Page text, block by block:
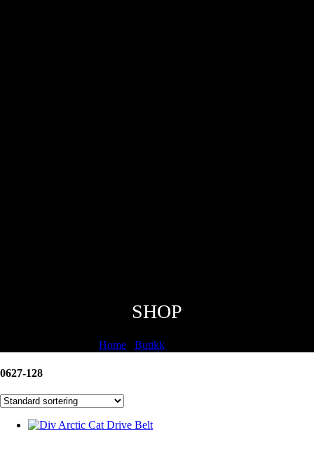
SHOP
Home/ Butikk/
0627-128